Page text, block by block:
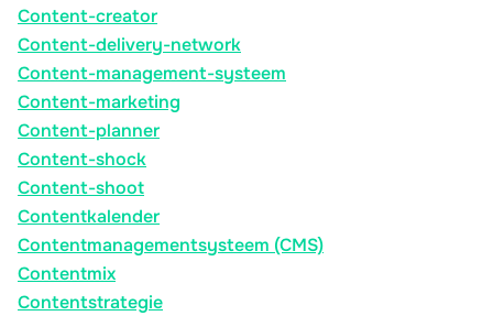
Content-creator
Content-delivery-network
Content-management-systeem
Content-marketing
Content-planner
Content-shock
Content-shoot
Contentkalender
Contentmanagementsysteem (CMS)
Contentmix
Contentstrategie